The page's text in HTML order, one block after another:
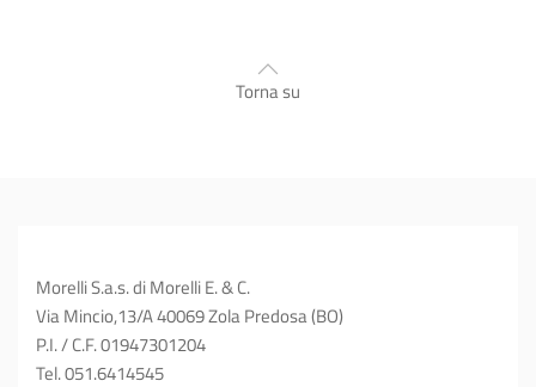
Torna su
Morelli S.a.s. di Morelli E. & C.
Via Mincio,13/A 40069 Zola Predosa (BO)
P.I. / C.F. 01947301204
Tel. 051.6414545